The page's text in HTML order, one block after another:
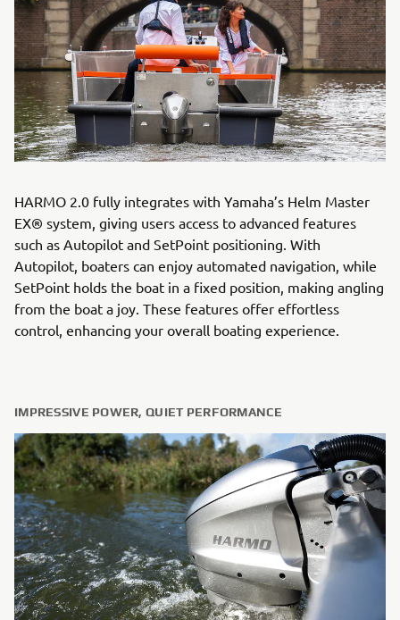
HARMO 2.0 fully integrates with Yamaha’s Helm Master
EX® system, giving users access to advanced features
such as Autopilot and SetPoint positioning. With
Autopilot, boaters can enjoy automated navigation, while
SetPoint holds the boat in a fixed position, making angling
from the boat a joy. These features offer effortless
control, enhancing your overall boating experience.
IMPRESSIVE POWER, QUIET PERFORMANCE